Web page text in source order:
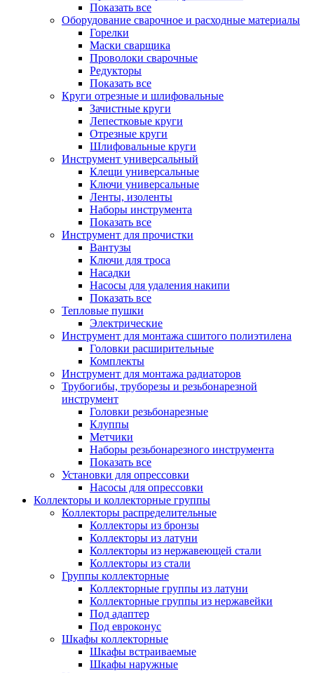
Показать все
Оборудование сварочное и расходные материалы
Горелки
Маски сварщика
Проволоки сварочные
Редукторы
Показать все
Круги отрезные и шлифовальные
Зачистные круги
Лепестковые круги
Отрезные круги
Шлифовальные круги
Инструмент универсальный
Клещи универсальные
Ключи универсальные
Ленты, изоленты
Наборы инструмента
Показать все
Инструмент для прочистки
Вантузы
Ключи для троса
Насадки
Насосы для удаления накипи
Показать все
Тепловые пушки
Электрические
Инструмент для монтажа сшитого полиэтилена
Головки расширительные
Комплекты
Инструмент для монтажа радиаторов
Трубогибы, труборезы и резьбонарезной
инструмент
Головки резьбонарезные
Клуппы
Метчики
Наборы резьбонарезного инструмента
Показать все
Установки для опрессовки
Насосы для опрессовки
Коллекторы и коллекторные группы
Коллекторы распределительные
Коллекторы из бронзы
Коллекторы из латуни
Коллекторы из нержавеющей стали
Коллекторы из стали
Группы коллекторные
Коллекторные группы из латуни
Коллекторные группы из нержавейки
Под адаптер
Под евроконус
Шкафы коллекторные
Шкафы встраиваемые
Шкафы наружные